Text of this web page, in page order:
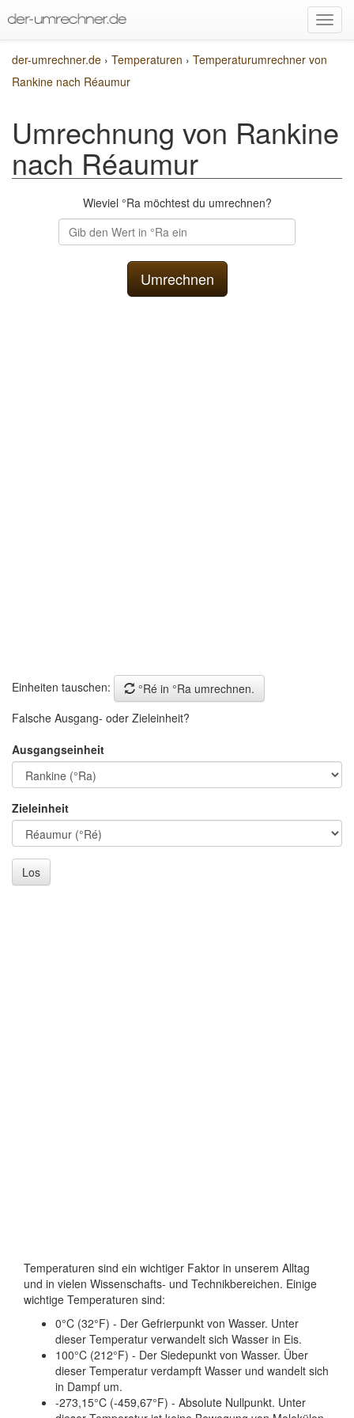
der-umrechner.de › Temperaturen › Temperaturumrechner von
Rankine nach Réaumur
Umrechnung von Rankine
nach Réaumur
Wieviel °Ra möchtest du umrechnen?
Einheiten tauschen:
°Ré in °Ra umrechnen.
Falsche Ausgang- oder Zieleinheit?
Ausgangseinheit
Zieleinheit
Los
Temperaturen sind ein wichtiger Faktor in unserem Alltag
und in vielen Wissenschafts- und Technikbereichen. Einige
wichtige Temperaturen sind:
0°C (32°F) - Der Gefrierpunkt von Wasser. Unter
dieser Temperatur verwandelt sich Wasser in Eis.
100°C (212°F) - Der Siedepunkt von Wasser. Über
dieser Temperatur verdampft Wasser und wandelt sich
in Dampf um.
-273,15°C (-459,67°F) - Absolute Nullpunkt. Unter